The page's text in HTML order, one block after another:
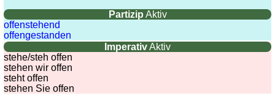
Partizip Aktiv
offenstehend
offengestanden
ImperativAktiv
stehe/steh offen
stehen wir offen
steht offen
stehen Sie offen